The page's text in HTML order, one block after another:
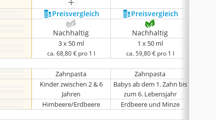
mehr anzeigen
Preis­vergleich Preis­vergleich
Nachhaltig Nachhaltig
3 x 50 ml
ca. 68,80 € pro 1 l
1 x 50 ml
ca. 59,80 € pro 1 l
Zahnpasta Zahnpasta
Kinder zwischen 2 & 6
Jahren
Babys ab dem 1. Zahn bis
zum 6. Lebensjahr
Himbeere/Erdbeere Erdbeere und Minze